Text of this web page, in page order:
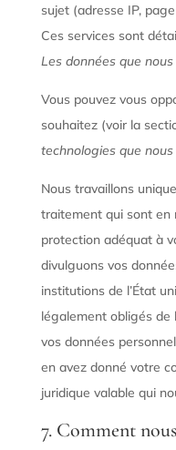
sujet (adresse IP,
Ces services sont
Les données que
Vous pouvez vous
souhaitez (voir la
technologies que
Nous travaillons
traitement qui sont en
protection adéquat à
divulguons vos
institutions de l’État
légalement obligés de
vos données
en avez donné votre
juridique valable qui
7. Comment